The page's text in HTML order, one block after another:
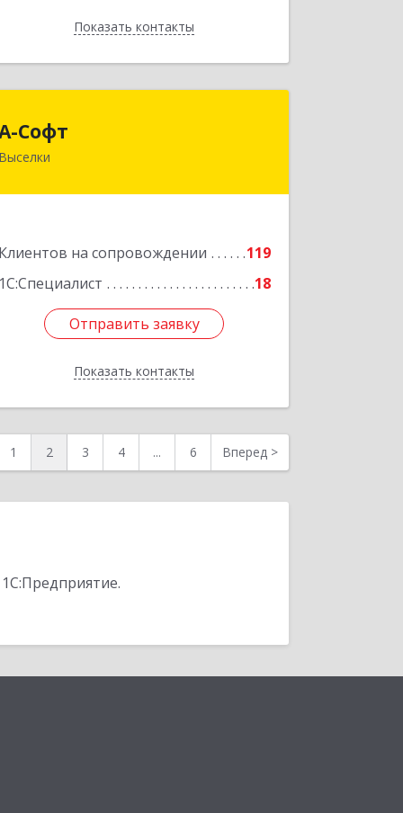
Показать контакты
Назад
Софт
Выселки
Клиентов на сопровождении
119
1С:Специалист
18
Отправить заявку
Показать контакты
Подробнее
Отправить заявку
Назад
1 2 3 4 ... 6 Вперед >